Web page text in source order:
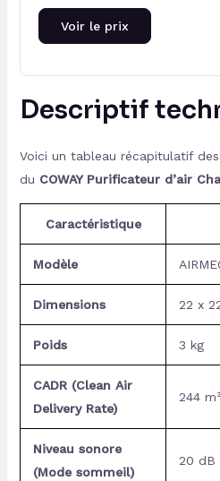
Voir le prix
Descriptif
Voici un tableau récapitulatif
du COWAY Purificateur d’air
Caractéristique
Modèle
Dimensions 22 x
Poids 3 kg
CADR (Clean Air
Delivery Rate)
244
Niveau sonore
(Mode sommeil)
20 dB